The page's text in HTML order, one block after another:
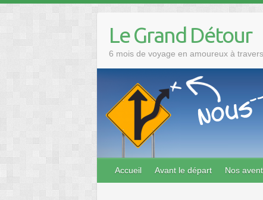
content
Le Grand Détour
6 mois de voyage en amoureux à
Accueil Avant le départ Nos